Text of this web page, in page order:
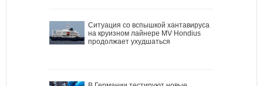
Ситуация со вспышкой хантавируса
на круизном лайнере MV Hondius
продолжает ухудшаться